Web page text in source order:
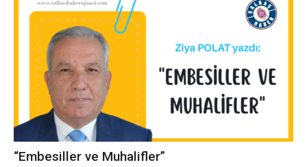
“Embesiller ve Muhalifler”